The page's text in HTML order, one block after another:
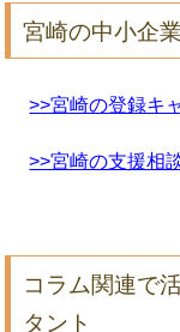
宮崎の中小企
>>宮崎の登録キ
>>宮崎の支援相
コラム関連で
タント